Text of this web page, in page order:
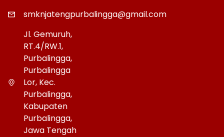
smknjatengpurbalingga@gmail.com
Jl. Gemuruh,
RT.4/RW.1,
Purbalingga,
Purbalingga
Lor, Kec.
Purbalingga,
Kabupaten
Purbalingga,
Jawa Tengah